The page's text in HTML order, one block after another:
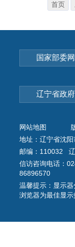
首页
网站地图
地址：辽宁省沈
邮编：110032
信访咨询电话：
86896570
温馨提示：显示
浏览器为最佳显示